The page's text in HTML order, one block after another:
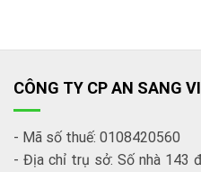
CÔNG TY CP AN SANG
- Mã số thuế: 0108420560
- Địa chỉ trụ sở: Số nhà 143